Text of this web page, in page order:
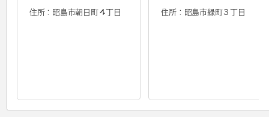
住所：昭島市朝日町４丁目 住所：昭島市緑町３丁目